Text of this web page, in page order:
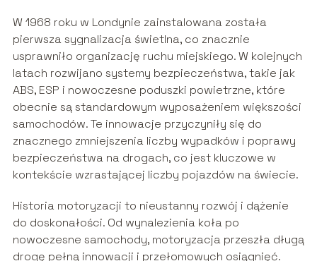
W 1968 roku w Londynie zainstalowana została
pierwsza sygnalizacja świetlna, co znacznie
usprawniło organizację ruchu miejskiego. W kolejnych
latach rozwijano systemy bezpieczeństwa, takie jak
ABS, ESP i nowoczesne poduszki powietrzne, które
obecnie są standardowym wyposażeniem większości
samochodów. Te innowacje przyczyniły się do
znacznego zmniejszenia liczby wypadków i poprawy
bezpieczeństwa na drogach, co jest kluczowe w
kontekście wzrastającej liczby pojazdów na świecie.
Historia motoryzacji to nieustanny rozwój i dążenie
do doskonałości. Od wynalezienia koła po
nowoczesne samochody, motoryzacja przeszła długą
drogę pełną innowacji i przełomowych osiągnięć.